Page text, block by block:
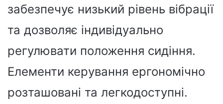
забезпечує низький рівень вібрації
та дозволяє індивідуально
регулювати положення сидіння.
Елементи керування ергономічно
розташовані та легкодоступні.